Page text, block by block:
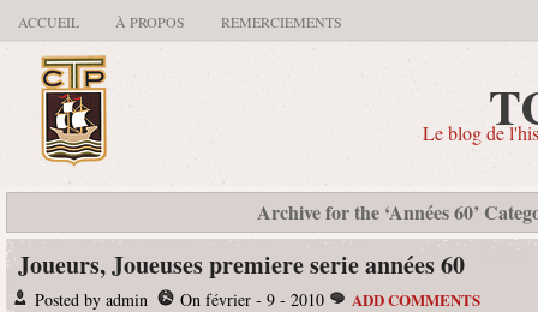
ACCUEIL À PROPOS REMERCIEMENTS
Le blog de
Archive for the ‘Années 60’
Joueurs, Joueuses premiere serie années 60
Posted by admin On février - 9 - 2010 ADD COMMENTS